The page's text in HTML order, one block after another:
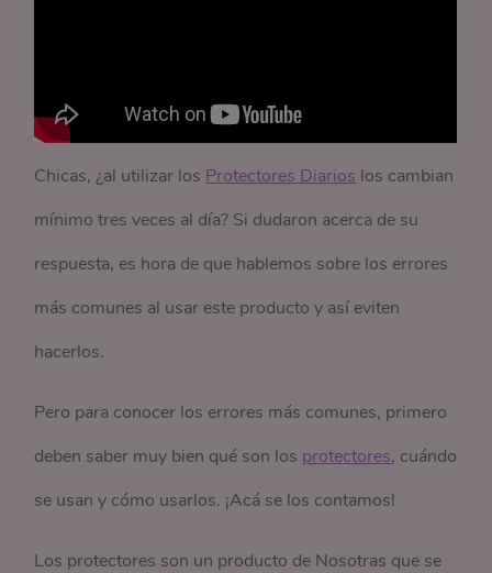
Chicas, ¿al utilizar los Protectores Diarios los cambian
mínimo tres veces al día? Si dudaron acerca de su
respuesta, es hora de que hablemos sobre los errores
más comunes al usar este producto y así eviten
hacerlos.
Pero para conocer los errores más comunes, primero
deben saber muy bien qué son los protectores, cuándo
se usan y cómo usarlos. ¡Acá se los contamos!
Los protectores son un producto de Nosotras que se